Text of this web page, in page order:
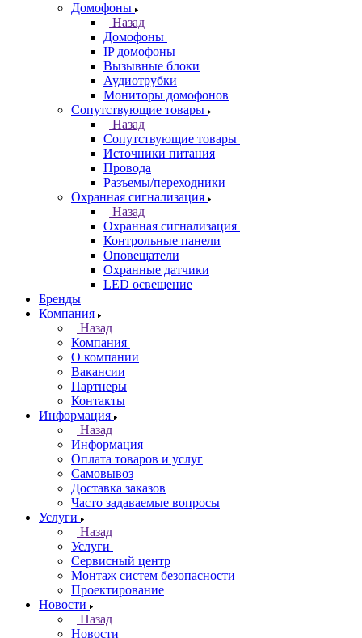
Домофоны
Назад
Домофоны
IP домофоны
Вызывные блоки
Аудиотрубки
Мониторы домофонов
Сопутствующие товары
Назад
Сопутствующие товары
Источники питания
Провода
Разъемы/переходники
Охранная сигнализация
Назад
Охранная сигнализация
Контрольные панели
Оповещатели
Охранные датчики
LED освещение
Бренды
Компания
Назад
Компания
О компании
Вакансии
Партнеры
Контакты
Информация
Назад
Информация
Оплата товаров и услуг
Самовывоз
Доставка заказов
Часто задаваемые вопросы
Услуги
Назад
Услуги
Сервисный центр
Монтаж систем безопасности
Проектирование
Новости
Назад
Новости